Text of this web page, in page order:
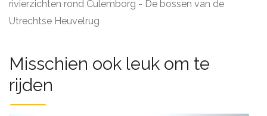
rivierzichten rond Culemborg - De bossen van de
Utrechtse Heuvelrug
Misschien ook leuk om te
rijden